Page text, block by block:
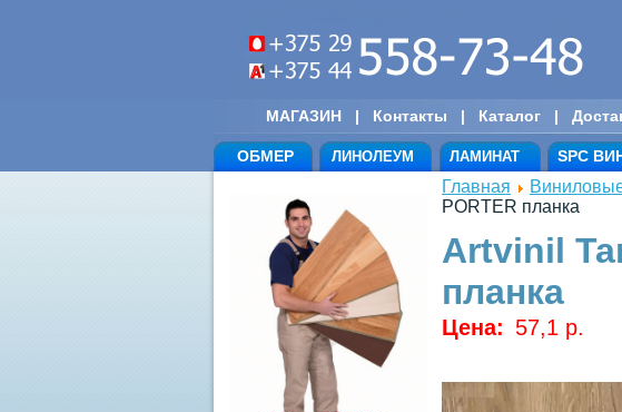
МАГАЗИН | Контакты | Каталог |
ОБМЕР ЛИНОЛЕУМ ЛАМИНАТ SPC
Главная
PORTER планка
Artvinil
планка
Цена: 57,1 p.